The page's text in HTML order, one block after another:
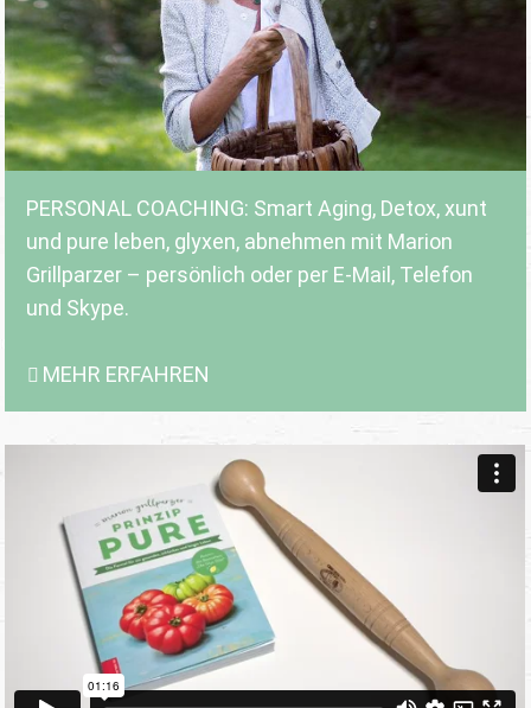
PERSONAL COACHING: Smart Aging, Detox, xunt
und pure leben, glyxen, abnehmen mit Marion
Grillparzer – persönlich oder per E-Mail, Telefon
und Skype.
MEHR ERFAHREN